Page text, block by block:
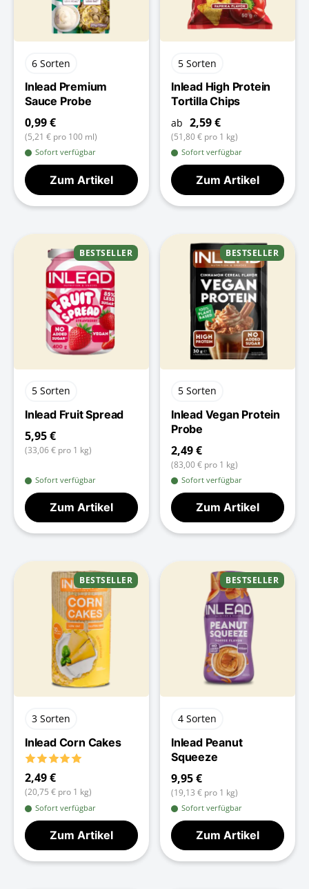
6 Sorten
Inlead Premium
Sauce Probe
0,99 €
(5,21 € pro 100 ml)
Sofort verfügbar
Zum Artikel
5 Sorten
Inlead High Protein
Tortilla Chips
ab 2,59 €
(51,80 € pro 1 kg)
Sofort verfügbar
Zum Artikel
BESTSELLER
5 Sorten
Inlead Fruit Spread
5,95 €
(33,06 € pro 1 kg)
Sofort verfügbar
Zum Artikel
BESTSELLER
5 Sorten
Inlead Vegan Protein
Probe
2,49 €
(83,00 € pro 1 kg)
Sofort verfügbar
Zum Artikel
BESTSELLER
3 Sorten
Inlead Corn Cakes
2,49 €
(20,75 € pro 1 kg)
Sofort verfügbar
Zum Artikel
BESTSELLER
4 Sorten
Inlead Peanut
Squeeze
9,95 €
(19,13 € pro 1 kg)
Sofort verfügbar
Zum Artikel